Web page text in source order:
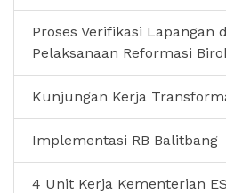
Proses Verifikasi Lapangan
Pelaksanaan Reformasi
Kunjungan Kerja
Implementasi RB Balitbang
4 Unit Kerja Kementerian